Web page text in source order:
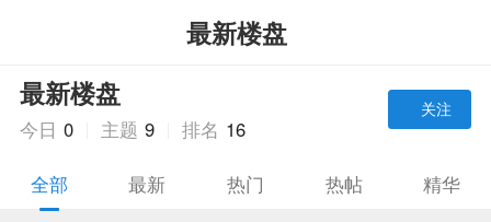
最新楼盘
关注
最新楼盘
今日 0 主题 9 排名 16
全部 最新 热门 热帖 精华